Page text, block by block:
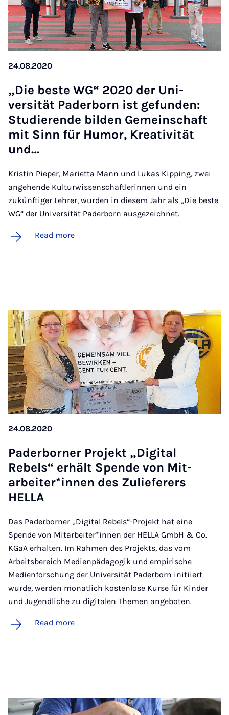
24.08.2020
„Die be­ste WG“ 2020 der Uni­
versität Pader­born ist ge­fun­den:
Stud­i­er­ende bilden Ge­meinsch­aft
mit Sinn für Hu­mor, Kreativ­ität
und…
Kristin Pieper, Marietta Mann und Lukas Kipping, zwei
angehende Kulturwissenschaftlerinnen und ein
zukünftiger Lehrer, wurden in diesem Jahr als „Die beste
WG“ der Universität Paderborn ausgezeichnet.
Read more
24.08.2020
Pader­borner Pro­jekt „Di­git­al
Rebels“ er­hält Spende von Mit­
arbeit­er­*innen des Zuliefer­ers
HELLA
Das Paderborner „Digital Rebels“-Projekt hat eine
Spende von Mitarbeiter*innen der HELLA GmbH & Co.
KGaA erhalten. Im Rahmen des Projekts, das vom
Arbeitsbereich Medienpädagogik und empirische
Medienforschung der Universität Paderborn initiiert
wurde, werden monatlich kostenlose Kurse für Kinder
und Jugendliche zu digitalen Themen angeboten.
Read more